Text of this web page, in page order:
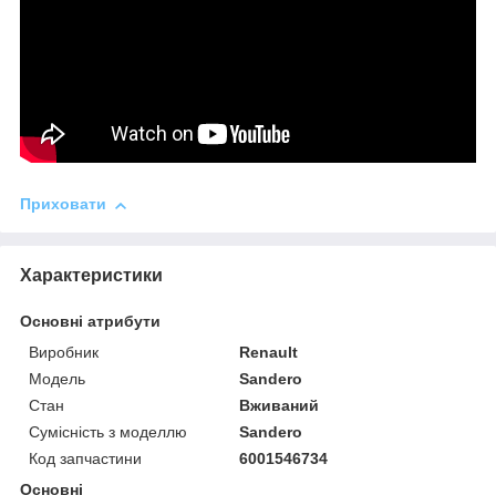
Приховати
Характеристики
Основні атрибути
Виробник
Renault
Модель
Sandero
Стан
Вживаний
Сумісність з моделлю
Sandero
Код запчастини
6001546734
Основні